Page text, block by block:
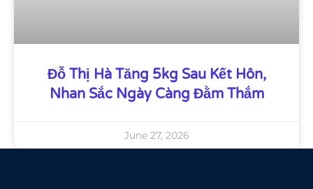
Đỗ Thị Hà Tăng 5kg Sau Kết Hôn,
Nhan Sắc Ngày Càng Đằm Thắm
June 27, 2026